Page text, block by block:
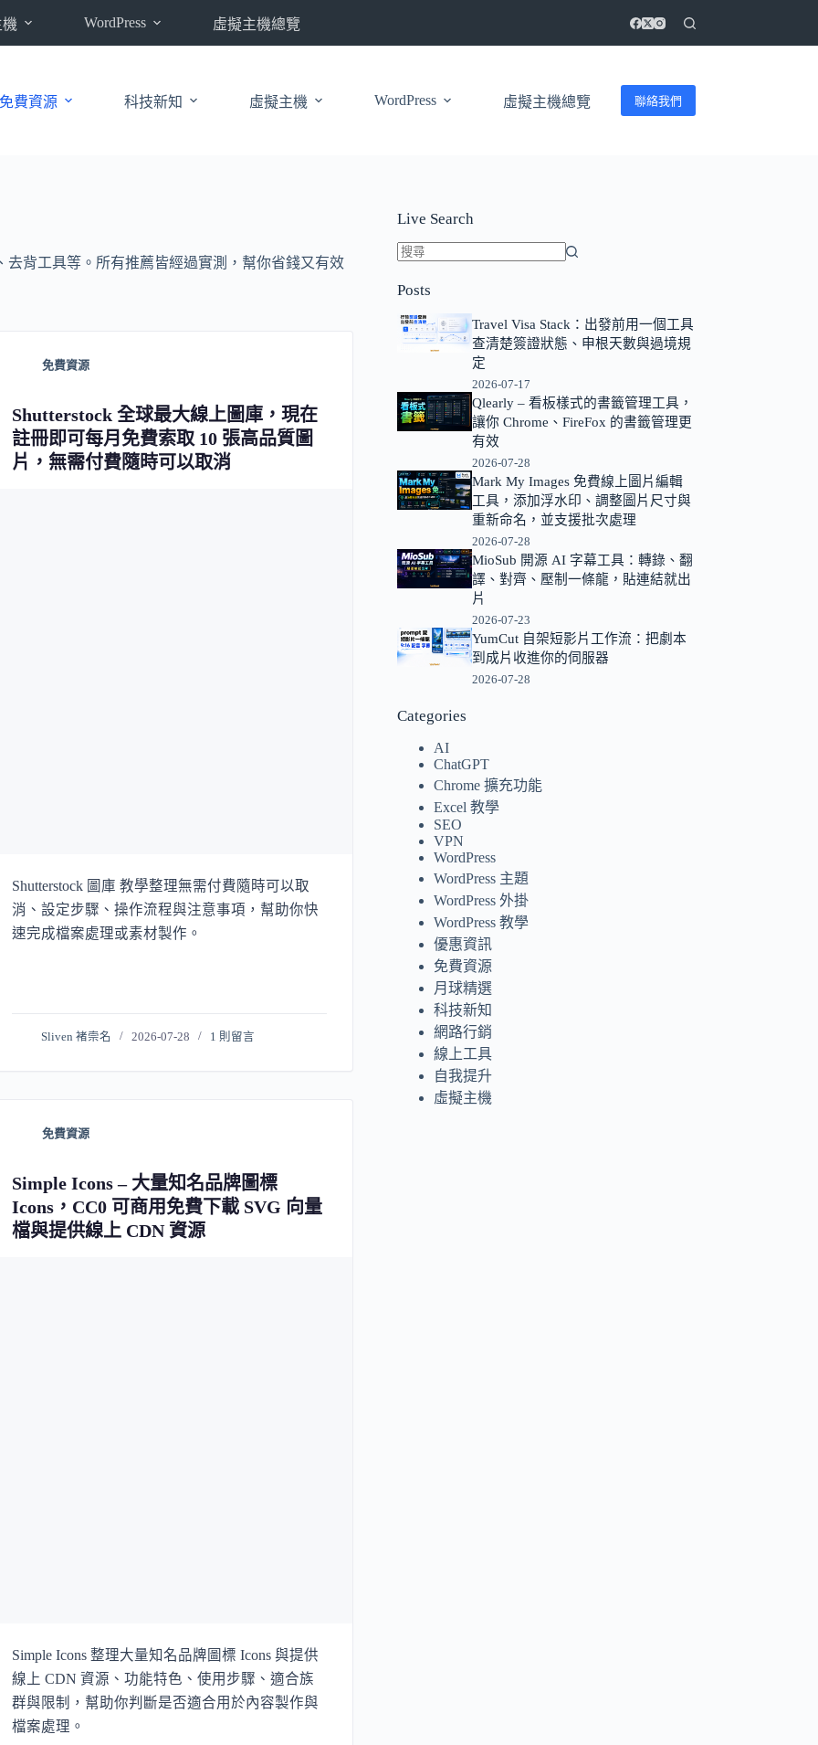
WordPress 虛擬主機總覽
免費資源 科技新知 虛擬主機 WordPress 虛擬主機總覽 聯絡我們
去背工具等。所有推薦皆經過實測，幫你省錢又有效
免費資源
Shutterstock 全球最大線上圖庫，現在
註冊即可每月免費索取 10 張高品質圖
片，無需付費隨時可以取消
Shutterstock 圖庫 教學整理無需付費隨時可以取
消、設定步驟、操作流程與注意事項，幫助你快
速完成檔案處理或素材製作。
Sliven 褚崇名 2026-07-28 1 則留言
免費資源
Simple Icons – 大量知名品牌圖標
Icons，CC0 可商用免費下載 SVG 向量
檔與提供線上 CDN 資源
Simple Icons 整理大量知名品牌圖標 Icons 與提供
線上 CDN 資源、功能特色、使用步驟、適合族
群與限制，幫助你判斷是否適合用於內容製作與
檔案處理。
Live Search
不
到
符
件
的
果
Posts
Travel Visa Stack：出發前用一個工具
查清楚簽證狀態、申根天數與過境規
定
2026-07-17
Qlearly – 看板樣式的書籤管理工具，
讓你 Chrome、FireFox 的書籤管理更
有效
2026-07-28
Mark My Images 免費線上圖片編輯
工具，添加浮水印、調整圖片尺寸與
重新命名，並支援批次處理
2026-07-28
MioSub 開源 AI 字幕工具：轉錄、翻
譯、對齊、壓制一條龍，貼連結就出
片
2026-07-23
YumCut 自架短影片工作流：把劇本
到成片收進你的伺服器
2026-07-28
Categories
AI
ChatGPT
Chrome 擴充功能
Excel 教學
SEO
VPN
WordPress
WordPress 主題
WordPress 外掛
WordPress 教學
優惠資訊
免費資源
月球精選
科技新知
網路行銷
線上工具
自我提升
虛擬主機